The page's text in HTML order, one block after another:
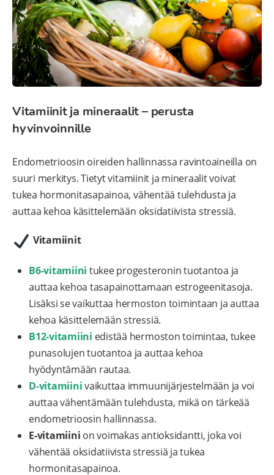
Vitamiinit ja mineraalit – perusta
hyvinvoinnille
Endometrioosin oireiden hallinnassa ravintoaineilla on
suuri merkitys. Tietyt vitamiinit ja mineraalit voivat
tukea hormonitasapainoa, vähentää tulehdusta ja
auttaa kehoa käsittelemään oksidatiivista stressiä.
Vitamiinit
B6-vitamiini tukee progesteronin tuotantoa ja
auttaa kehoa tasapainottamaan estrogeenitasoja.
Lisäksi se vaikuttaa hermoston toimintaan ja auttaa
kehoa käsittelemään stressiä.
B12-vitamiini edistää hermoston toimintaa, tukee
punasolujen tuotantoa ja auttaa kehoa
hyödyntämään rautaa.
D-vitamiinivaikuttaa immuunijärjestelmään ja voi
auttaa vähentämään tulehdusta, mikä on tärkeää
endometrioosin hallinnassa.
E-vitamiini on voimakas antioksidantti, joka voi
vähentää oksidatiivista stressiä ja tukea
hormonitasapainoa.